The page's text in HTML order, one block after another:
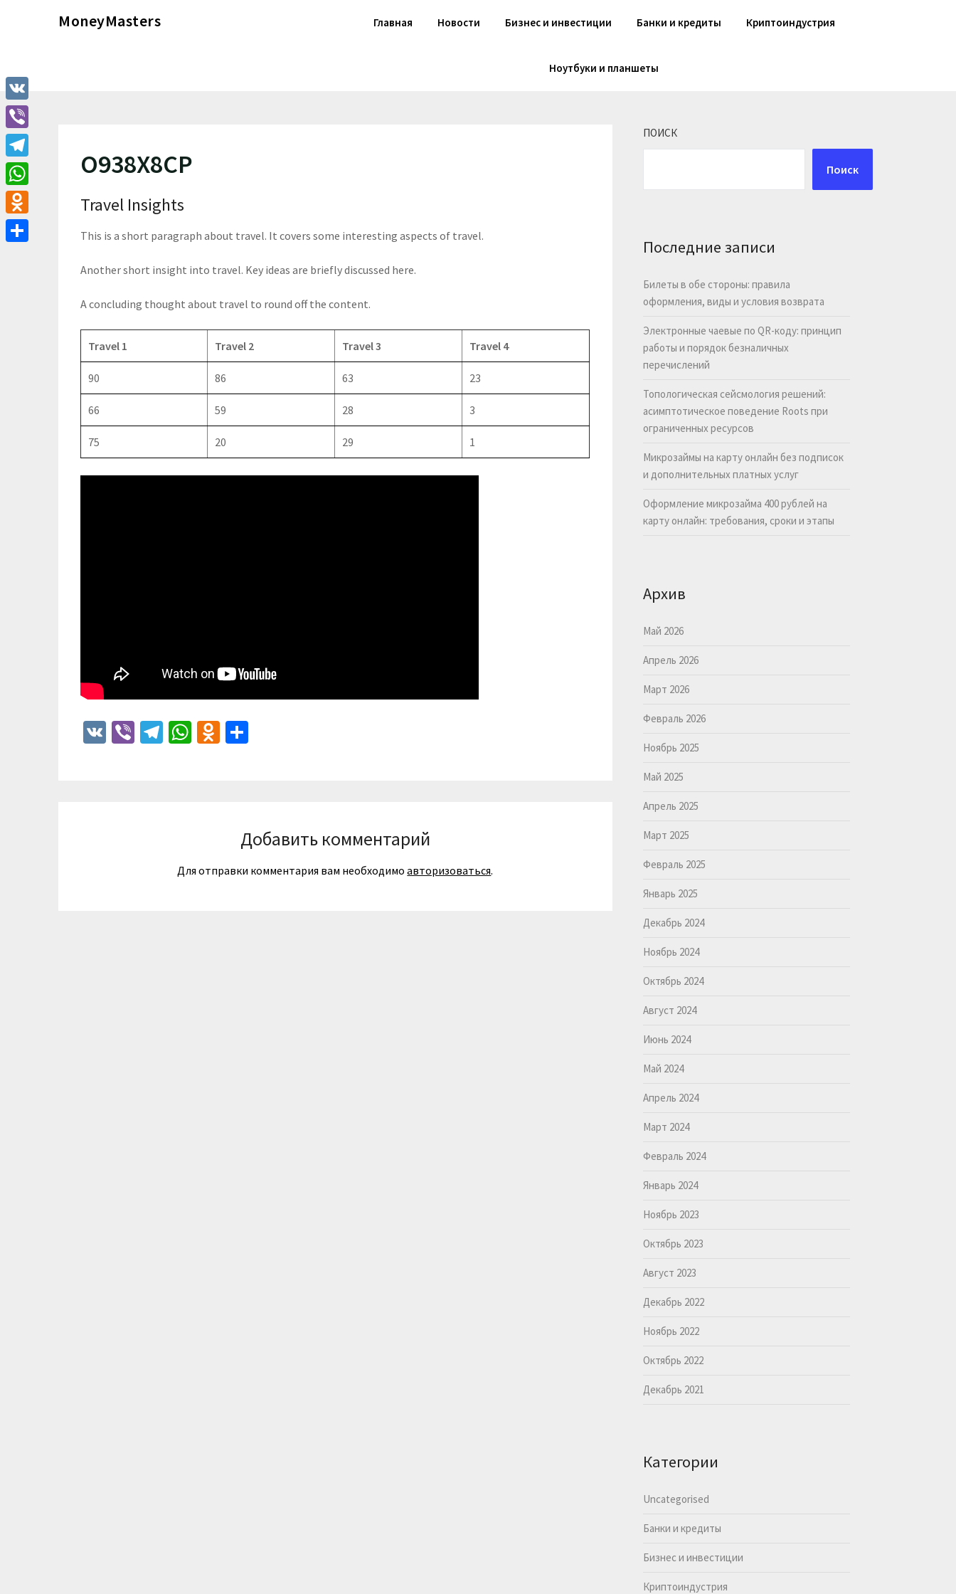
MoneyMasters Главная Новости Бизнес и инвестиции Банки и кредиты Криптоиндустрия
Ноутбуки и планшеты
O938X8CP
Travel Insights
This is a short paragraph about travel. It covers some interesting aspects of travel.
Another short insight into travel. Key ideas are briefly discussed here.
A concluding thought about travel to round off the content.
Travel 1 Travel 2 Travel 3 Travel 4
90 86 63 23
66 59 28 3
75 20 29 1
VK ViberTelegram
WhatsApp
Odnoklassniki
Добавить комментарий
Для отправки комментария вам необходимоавторизоваться.
ПОИСК
Поиск
Последние записи
Билеты в обе стороны: правила
оформления, виды и условия возврата
Электронные чаевые по QR-коду: принцип
работы и порядок безналичных
перечислений
Топологическая сейсмология решений:
асимптотическое поведение Roots при
ограниченных ресурсов
Микрозаймы на карту онлайн без подписок
и дополнительных платных услуг
Оформление микрозайма 400 рублей на
карту онлайн: требования, сроки и этапы
Архив
Май 2026
Апрель 2026
Март 2026
Февраль 2026
Ноябрь 2025
Май 2025
Апрель 2025
Март 2025
Февраль 2025
Январь 2025
Декабрь 2024
Ноябрь 2024
Октябрь 2024
Август 2024
Июнь 2024
Май 2024
Апрель 2024
Март 2024
Февраль 2024
Январь 2024
Ноябрь 2023
Октябрь 2023
Август 2023
Декабрь 2022
Ноябрь 2022
Октябрь 2022
Декабрь 2021
Категории
Uncategorised
Банки и кредиты
Бизнес и инвестиции
Криптоиндустрия
VK
Viber
Telegram
WhatsApp
Odnoklassniki